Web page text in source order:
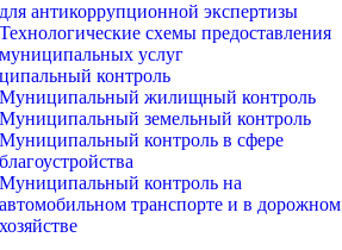
для антикоррупционной экспертизы
Технологические схемы предоставления
муниципальных услуг
контроль
Муниципальный жилищный контроль
Муниципальный земельный контроль
Муниципальный контроль в сфере
благоустройства
Муниципальный контроль на
автомобильном транспорте и в дорожном
хозяйстве